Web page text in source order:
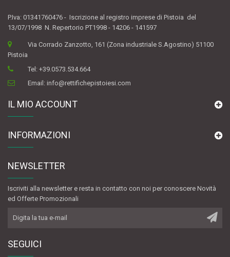
P.Iva: 01341760476 - Iscrizione al registro imprese di Pistoia del
13/07/1998 N. Repertorio PT1998 - 14206 - 141597
Via Corrado Zanzotto, 161 (Zona industriale S.Agostino) 51100
Pistoia
Tel:+39.0573.534.664
Email:info@rettifichepistoiesi.com
IL MIO ACCOUNT
INFORMAZIONI
NEWSLETTER
Iscriviti alla newsletter e resta in contatto con noi per conoscere Novità
ed Offerte Promozionali
SEGUICI